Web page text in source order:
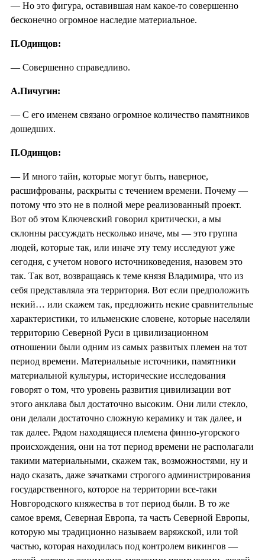
— Но это фигура, оставившая нам какое-то совершенно
бесконечно огромное наследие материальное.
П.Одинцов:
— Совершенно справедливо.
А.Пичугин:
— С его именем связано огромное количество памятников
дошедших.
П.Одинцов:
— И много тайн, которые могут быть, наверное,
расшифрованы, раскрыты с течением времени. Почему —
потому что это не в полной мере реализованный проект.
Вот об этом Ключевский говорил критически, а мы
склонны рассуждать несколько иначе, мы — это группа
людей, которые так, или иначе эту тему исследуют уже
сегодня, с учетом нового источниковедения, назовем это
так. Так вот, возвращаясь к теме князя Владимира, что из
себя представляла эта территория. Вот если предположить
некий… или скажем так, предложить некие сравнительные
характеристики, то ильменские словене, которые населяли
территорию Северной Руси в цивилизационном
отношении были одним из самых развитых племен на тот
период времени. Материальные источники, памятники
материальной культуры, исторические исследования
говорят о том, что уровень развития цивилизации вот
этого анклава был достаточно высоким. Они лили стекло,
они делали достаточно сложную керамику и так далее, и
так далее. Рядом находящиеся племена финно-угорского
происхождения, они на тот период времени не располагали
такими материальными, скажем так, возможностями, ну и
надо сказать, даже зачатками строгого администрирования
государственного, которое на территории все-таки
Новгородского княжества в тот период были. В то же
самое время, Северная Европа, та часть Северной Европы,
которую мы традиционно называем варяжской, или той
частью, которая находилась под контролем викингов —